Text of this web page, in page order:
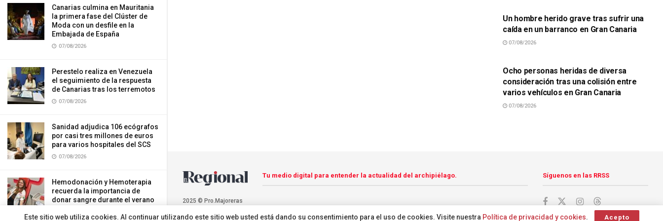
Canarias culmina en Mauritania
la primera fase del Clúster de
Moda con un desfile en la
Embajada de España
07/08/2026
Perestelo realiza en Venezuela
el seguimiento de la respuesta
de Canarias tras los terremotos
07/08/2026
Sanidad adjudica 106 ecógrafos
por casi tres millones de euros
para varios hospitales del SCS
07/08/2026
Hemodonación y Hemoterapia
recuerda la importancia de
donar sangre durante el verano
Un hombre herido grave tras sufrir una
caída en un barranco en Gran Canaria
07/08/2026
Ocho personas heridas de diversa
consideración tras una colisión entre
varios vehículos en Gran Canaria
07/08/2026
2025 © Pro.Majoreras
Tu medio digital para entender la actualidad del archipiélago. Síguenos en las RRSS
Este sitio web utiliza cookies. Al continuar utilizando este sitio web usted está dando su consentimiento para el uso de cookies. Visite nuestra Política de privacidad y cookies. Acepto